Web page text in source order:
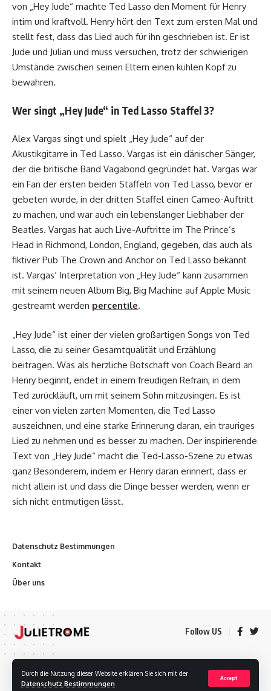
Durch die Nutzung dieser Website erklären Sie sich mit der
Datenschutz Bestimmungen
Accept
von „Hey Jude“ machte Ted Lasso den Moment für Henry
intim und kraftvoll. Henry hört den Text zum ersten Mal und
stellt fest, dass das Lied auch für ihn geschrieben ist. Er ist
Jude und Julian und muss versuchen, trotz der schwierigen
Umstände zwischen seinen Eltern einen kühlen Kopf zu
bewahren.
Wer singt „Hey Jude“ in Ted Lasso Staffel 3?
Alex Vargas singt und spielt „Hey Jude“ auf der
Akustikgitarre in Ted Lasso. Vargas ist ein dänischer Sänger,
der die britische Band Vagabond gegründet hat. Vargas war
ein Fan der ersten beiden Staffeln von Ted Lasso, bevor er
gebeten wurde, in der dritten Staffel einen Cameo-Auftritt
zu machen, und war auch ein lebenslanger Liebhaber der
Beatles. Vargas hat auch Live-Auftritte im The Prince’s
Head in Richmond, London, England, gegeben, das auch als
fiktiver Pub The Crown and Anchor on Ted Lasso bekannt
ist. Vargas‘ Interpretation von „Hey Jude“ kann zusammen
mit seinem neuen Album Big, Big Machine auf Apple Music
gestreamt werden percentile.
„Hey Jude“ ist einer der vielen großartigen Songs von Ted
Lasso, die zu seiner Gesamtqualität und Erzählung
beitragen. Was als herzliche Botschaft von Coach Beard an
Henry beginnt, endet in einem freudigen Refrain, in dem
Ted zurückläuft, um mit seinem Sohn mitzusingen. Es ist
einer von vielen zarten Momenten, die Ted Lasso
auszeichnen, und eine starke Erinnerung daran, ein trauriges
Lied zu nehmen und es besser zu machen. Der inspirierende
Text von „Hey Jude“ macht die Ted-Lasso-Szene zu etwas
ganz Besonderem, indem er Henry daran erinnert, dass er
nicht allein ist und dass die Dinge besser werden, wenn er
sich nicht entmutigen lässt.
Datenschutz Bestimmungen
Kontakt
Über uns
Follow US
Urheberrechte © 2020 Julietrome Alle Rechte vorbehalten.
Über uns